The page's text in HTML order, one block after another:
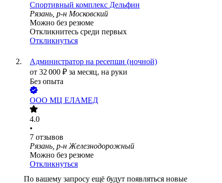
Спортивный комплекс Дельфин
Рязань, р-н Московский
Можно без резюме
Откликнитесь среди первых
Откликнуться
Администратор на ресепшн (ночной)
от 32 000 ₽ за месяц, на руки
Без опыта
ООО МЦ ЕЛАМЕД
4.0
•
7 отзывов
Рязань, р-н Железнодорожный
Можно без резюме
Откликнуться
По вашему запросу ещё будут появляться новые